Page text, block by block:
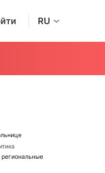
RU
региональные